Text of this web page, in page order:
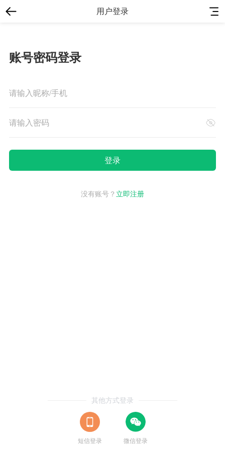
用户登录
账号密码登录
没有账号？ 立即注册
其他方式登录
短信登录 微信登录